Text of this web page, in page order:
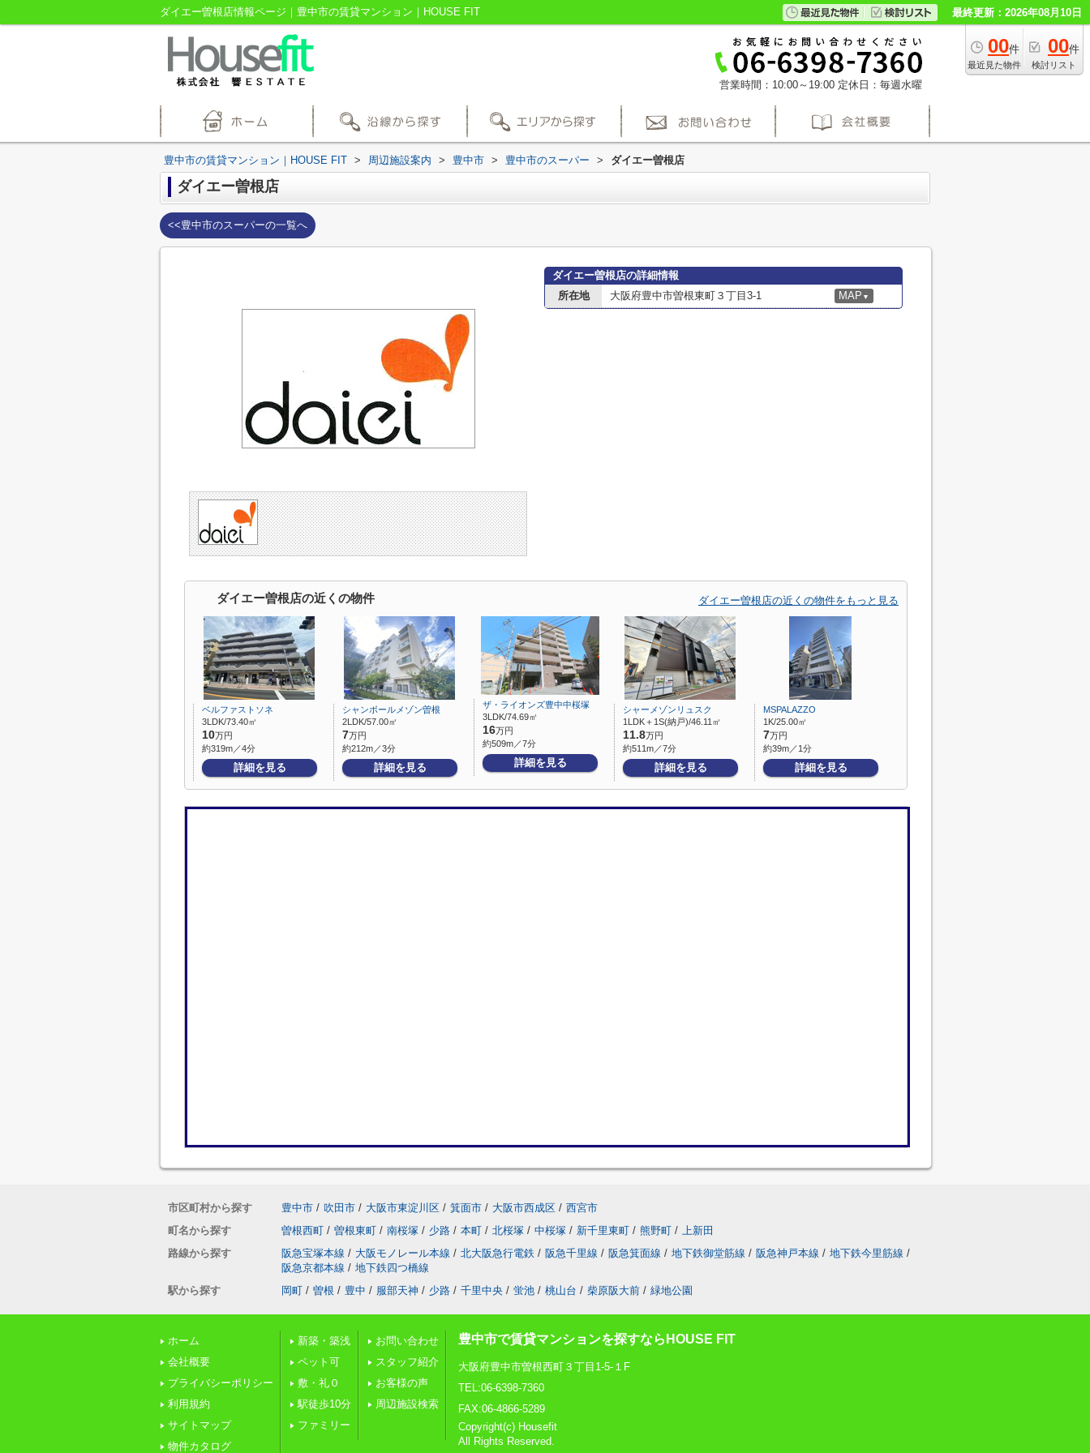
ダイエー曽根店情報ページ｜豊中市の賃貸マンション｜HOUSE FIT 最終更新：2026年08月10日
00件
最近見た物件
00件
検討リスト
営業時間：10:00～19:00 定休日：毎週水曜
豊中市の賃貸マンション｜HOUSE FIT > 周辺施設案内 > 豊中市 > 豊中市のスーパー > ダイエー曽根店
ダイエー曽根店
<<豊中市のスーパーの一覧へ
ダイエー曽根店の詳細情報
所在地
大阪府豊中市曽根東町３丁目3-1 MAP ▼
ダイエー曽根店の近くの物件 ダイエー曽根店の近くの物件をもっと見る
ベルファストソネ
3LDK/73.40㎡
10万円
約319m／4分
詳細を見る
シャンボールメゾン曽根
2LDK/57.00㎡
7万円
約212m／3分
詳細を見る
ザ・ライオンズ豊中中桜塚
3LDK/74.69㎡
16万円
約509m／7分
詳細を見る
シャーメゾンリュスク
1LDK＋1S(納戸)/46.11㎡
11.8万円
約511m／7分
詳細を見る
MSPALAZZO
1K/25.00㎡
7万円
約39m／1分
詳細を見る
市区町村から探す 豊中市 / 吹田市 / 大阪市東淀川区 / 箕面市 / 大阪市西成区 / 西宮市
町名から探す
曽根西町 / 曽根東町 / 南桜塚 / 少路 / 本町 / 北桜塚 / 中桜塚 / 新千里東町 / 熊野町 / 上新田
路線から探す
阪急宝塚本線 / 大阪モノレール本線 / 北大阪急行電鉄 / 阪急千里線 / 阪急箕面線 / 地下鉄御堂筋線 / 阪急神戸本線 / 地下鉄今里筋線 /
阪急京都本線 / 地下鉄四つ橋線
駅から探す
岡町 / 曽根 / 豊中 / 服部天神 / 少路 / 千里中央 / 蛍池 / 桃山台 / 柴原阪大前 / 緑地公園
ホーム
会社概要
プライバシーポリシー
利用規約
サイトマップ
物件カタログ
新築・築浅
ペット可
敷・礼０
駅徒歩10分
ファミリー
お問い合わせ
スタッフ紹介
お客様の声
周辺施設検索
豊中市で賃貸マンションを探すならHOUSE FIT
大阪府豊中市曽根西町３丁目1-5-１F
TEL:06-6398-7360
FAX:06-4866-5289
Copyright(c) Housefit
All Rights Reserved.